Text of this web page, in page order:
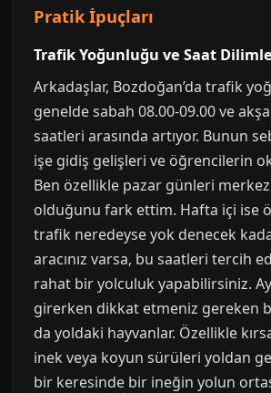
Pratik İpuçları
Trafik Yoğunluğu ve Saat
Arkadaşlar, Bozdoğan’da trafik
genelde sabah 08.00-09.00 ve
saatleri arasında artıyor. Bunun
işe gidiş gelişleri ve öğrencilerin
Ben özellikle pazar günleri
olduğunu fark ettim. Hafta içi ise
trafik neredeyse yok denecek
aracınız varsa, bu saatleri tercih
rahat bir yolculuk yapabilirsiniz.
girerken dikkat etmeniz gereken
da yoldaki hayvanlar. Özellikle
inek veya koyun sürüleri yoldan
bir keresinde bir ineğin yolun